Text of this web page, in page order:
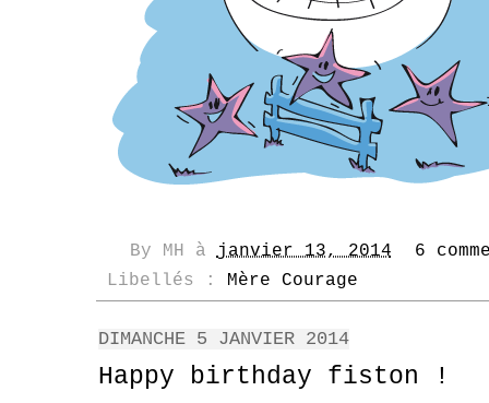
By MH à janvier 13, 2014
6
Libellés : Mère Courage
DIMANCHE 5 JANVIER 2014
Happy birthday fiston !